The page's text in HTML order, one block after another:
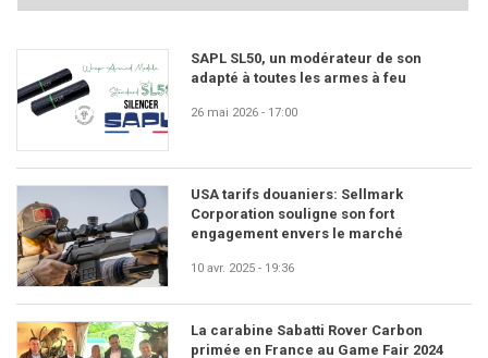
SAPL SL50, un modérateur de son
adapté à toutes les armes à feu
26 mai 2026 - 17:00
USA tarifs douaniers: Sellmark
Corporation souligne son fort
engagement envers le marché
10 avr. 2025 - 19:36
La carabine Sabatti Rover Carbon
primée en France au Game Fair 2024